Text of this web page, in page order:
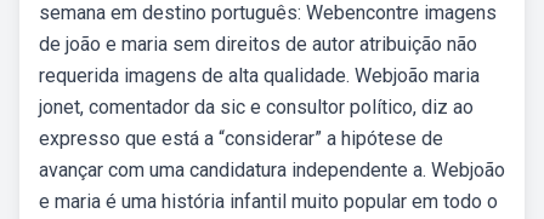
semana em destino português: Webencontre imagens
de joão e maria sem direitos de autor atribuição não
requerida imagens de alta qualidade. Webjoão maria
jonet, comentador da sic e consultor político, diz ao
expresso que está a “considerar” a hipótese de
avançar com uma candidatura independente a. Webjoão
e maria é uma história infantil muito popular em todo o